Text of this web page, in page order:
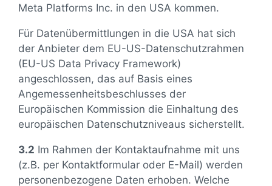
Meta Platforms Inc. in den USA kommen.
Für Datenübermittlungen in die USA hat sich
der Anbieter dem EU-US-Datenschutzrahmen
(EU-US Data Privacy Framework)
angeschlossen, das auf Basis eines
Angemessenheitsbeschlusses der
Europäischen Kommission die Einhaltung des
europäischen Datenschutzniveaus sicherstellt.
3.2 Im Rahmen der Kontaktaufnahme mit uns
(z.B. per Kontaktformular oder E-Mail) werden
personenbezogene Daten erhoben. Welche